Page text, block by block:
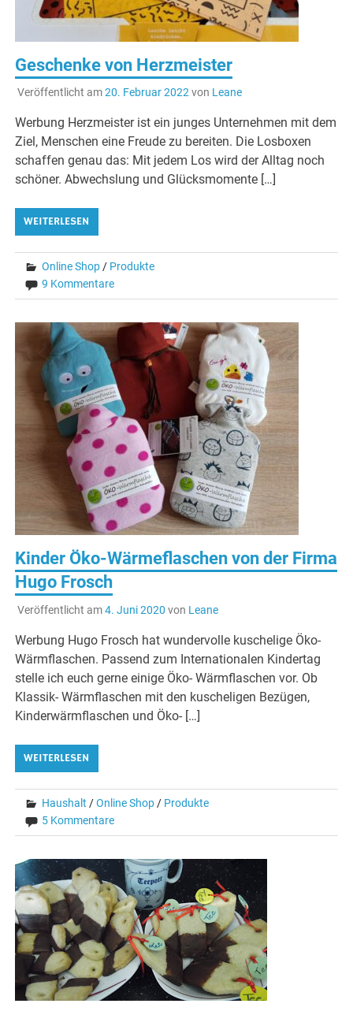
Geschenke von Herzmeister
Veröffentlicht am20. Februar 2022von Leane
Werbung Herzmeister ist ein junges Unternehmen mit dem
Ziel, Menschen eine Freude zu bereiten. Die Losboxen
schaffen genau das: Mit jedem Los wird der Alltag noch
schöner. Abwechslung und Glücksmomente […]
WEITERLESEN
Online Shop/ Produkte
9 Kommentare
Kinder Öko-Wärmeflaschen von der Firma
Hugo Frosch
Veröffentlicht am4. Juni 2020 von Leane
Werbung Hugo Frosch hat wundervolle kuschelige Öko-
Wärmflaschen. Passend zum Internationalen Kindertag
stelle ich euch gerne einige Öko- Wärmflaschen vor. Ob
Klassik- Wärmflaschen mit den kuscheligen Bezügen,
Kinderwärmflaschen und Öko- […]
WEITERLESEN
Haushalt /Online Shop / Produkte
5 Kommentare